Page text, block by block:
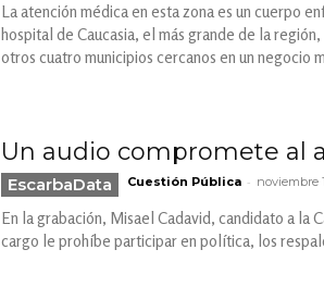
La atención médica en esta zona es un cuerpo
hospital de Caucasia, el más grande de la
otros cuatro municipios cercanos en un negocio
Un audio compromete al
EscarbaData Cuestión Pública - noviembre
En la grabación, Misael Cadavid, candidato a la
cargo le prohíbe participar en política, los